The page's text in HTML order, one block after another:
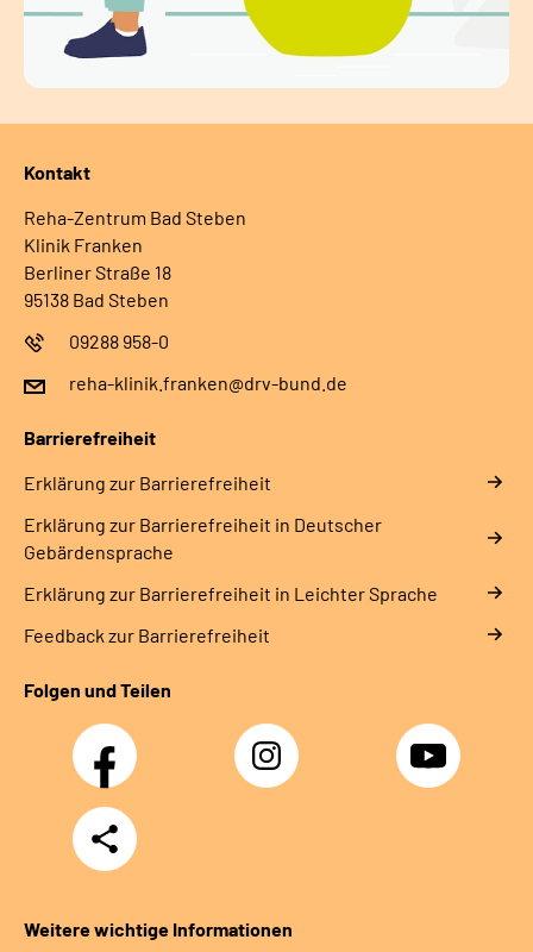
Kontakt
Reha-Zentrum Bad Steben
Klinik Franken
Berliner Straße 18
95138 Bad Steben
09288 958-0
reha-klinik.franken@drv-bund.de
Barrierefreiheit
Erklärung zur Barrierefreiheit
Erklärung zur Barrierefreiheit in Deutscher
Gebärdensprache
Erklärung zur Barrierefreiheit in Leichter Sprache
Feedback zur Barrierefreiheit
Folgen und Teilen
Facebook Instagram YouTube
Teilen
Weitere wichtige Informationen